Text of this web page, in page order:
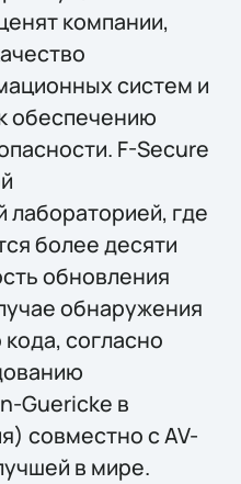
компании,
систем и
обеспечению
F-Secure
лабораторией, где
более десяти
обновления
обнаружения
согласно
Guericke в
совместно с AV-
в мире.